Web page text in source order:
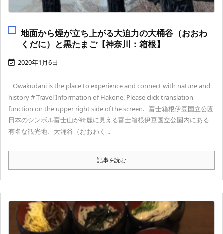
地面から煙が立ち上がる大迫力の大桶谷（おおわ
くだに）と黒たまご【神奈川：箱根】
 2020年1月6日
Owakudani is the place to experience and connect with nature and
history # Travel Information of Hakone. Please click translation
function on the upper right side of the screen. 富士箱根伊豆国立公園
日本のシンボル富士山が綺麗に見える富士箱根伊豆国立公園内にある
有名な観光地、大涌谷（おおわく ...
記事を読む